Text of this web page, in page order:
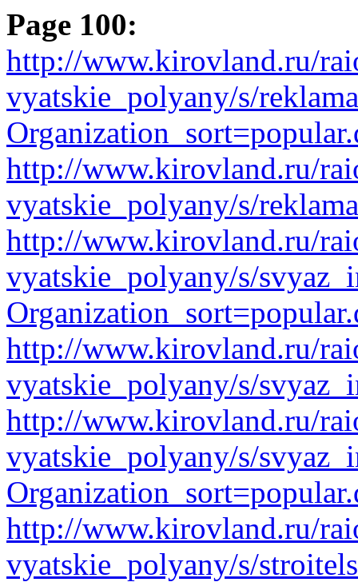
Page 100:
http://www.kirovland.ru/
vyatskie_polyany/s/
http://www.kirovland.ru/
vyatskie_polyany/s/
http://www.kirovland.ru/
vyatskie_polyany/s/
http://www.kirovland.ru/
vyatskie_polyany/s/
http://www.kirovland.ru/
vyatskie_polyany/s/
http://www.kirovland.ru/
vyatskie_polyany/s/